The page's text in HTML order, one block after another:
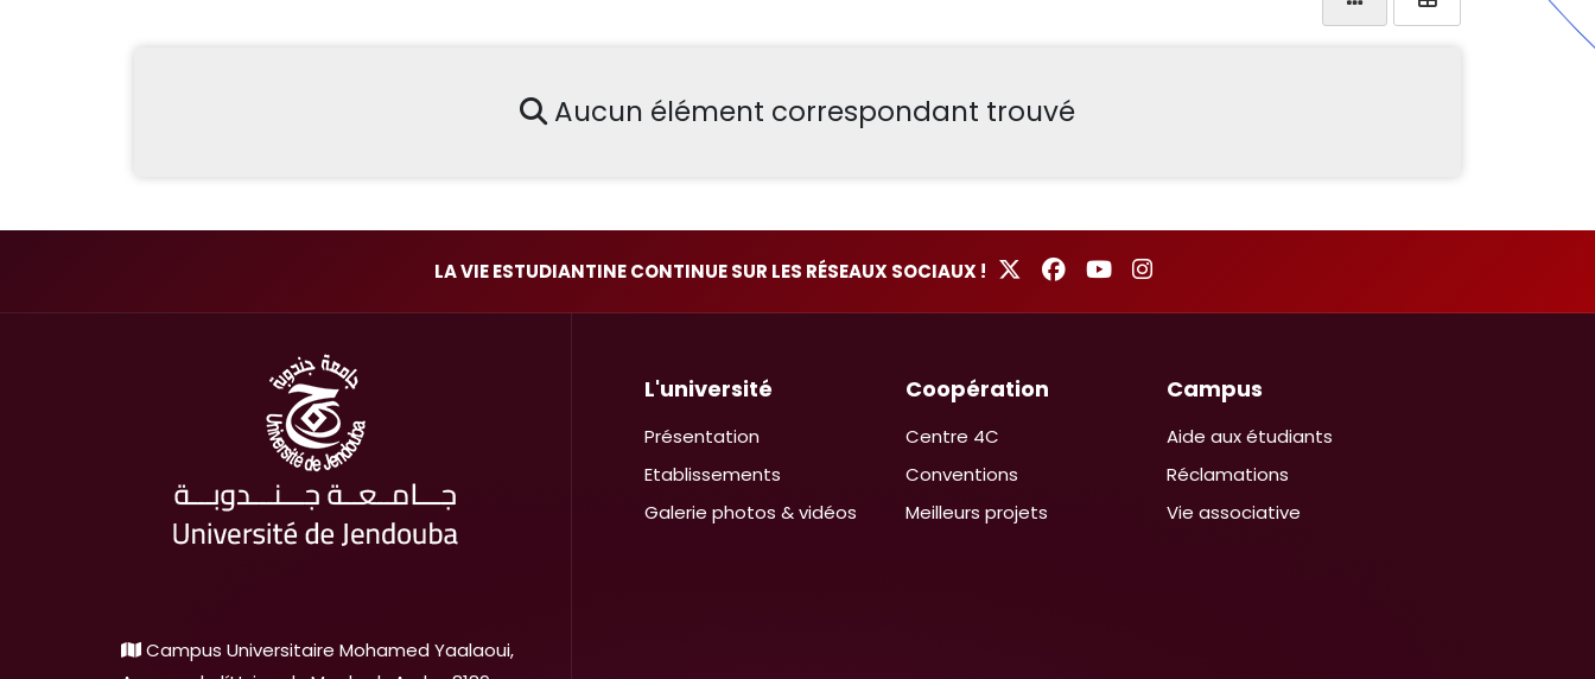
Aucun élément correspondant trouvé
LA VIE ESTUDIANTINE CONTINUE SUR LES RÉSEAUX SOCIAUX !
Campus Universitaire Mohamed Yaalaoui,
L'université
Présentation
Etablissements
Galerie photos & vidéos
Coopération
Centre 4C
Conventions
Meilleurs projets
Campus
Aide aux étudiants
Réclamations
Vie associative